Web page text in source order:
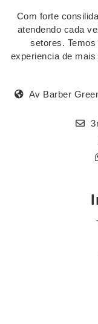
Com forte
atendendo cada
setores.
experiencia de
Av Barber